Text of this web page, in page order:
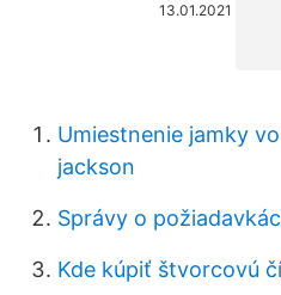
13.01.2021
Umiestnenie jamky
jackson
Správy o
Kde kúpiť štvorcovú